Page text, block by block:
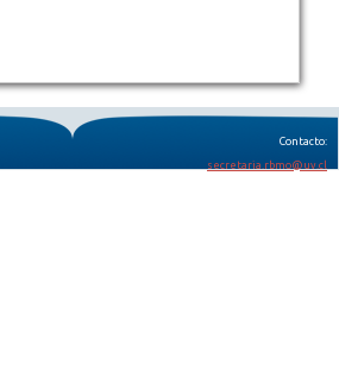
Contacto:
secretaria.rbmo@uv.cl